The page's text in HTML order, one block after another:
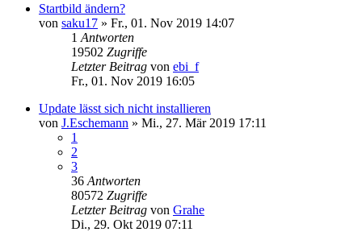
Startbild ändern?
von saku17 » Fr., 01. Nov 2019 14:07
1 Antworten
19502 Zugriffe
Letzter Beitrag von ebi_f
Fr., 01. Nov 2019 16:05
Update lässt sich nicht installieren
von J.Eschemann » Mi., 27. Mär 2019 17:11
1
2
3
36 Antworten
80572 Zugriffe
Letzter Beitrag von Grahe
Di., 29. Okt 2019 07:11